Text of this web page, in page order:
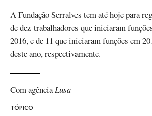
A Fundação Serralves tem até hoje para
de dez trabalhadores que iniciaram
2016, e de 11 que iniciaram funções em
deste ano, respectivamente.
Com agênciaLusa
TÓPICO